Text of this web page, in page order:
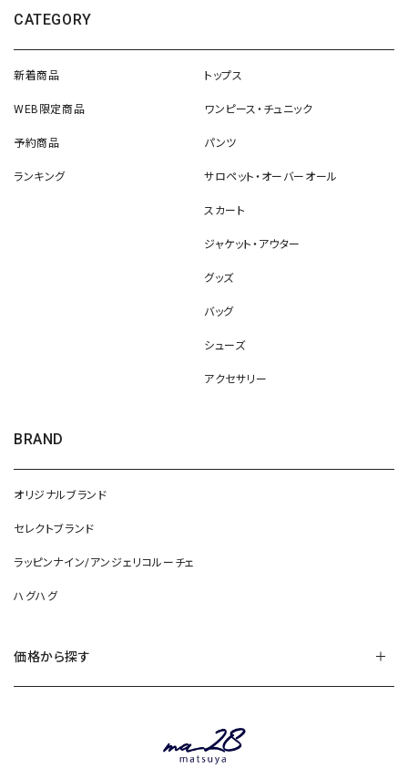
CATEGORY
新着商品
WEB限定商品
予約商品
ランキング
トップス
ワンピース・チュニック
パンツ
サロペット・オーバーオール
スカート
ジャケット・アウター
グッズ
バッグ
シューズ
アクセサリー
BRAND
オリジナルブランド
セレクトブランド
ラッピンナイン/アンジェリコルーチェ
ハグハグ
価格から探す